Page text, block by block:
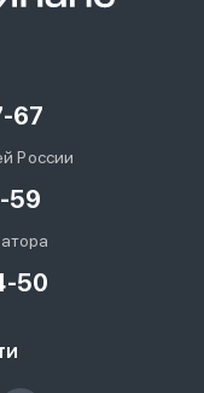
67
России
59
50